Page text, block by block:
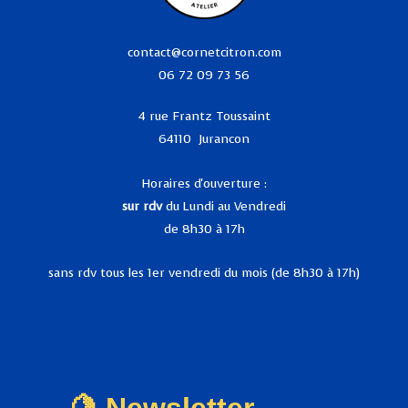
contact@cornetcitron.com
06 72 09 73 56
4 rue Frantz Toussaint
64110 Jurancon
Horaires d'ouverture :
sur rdv du Lundi au Vendredi
de 8h30 à 17h
sans rdv tous les 1er vendredi du mois (de 8h30 à 17h)